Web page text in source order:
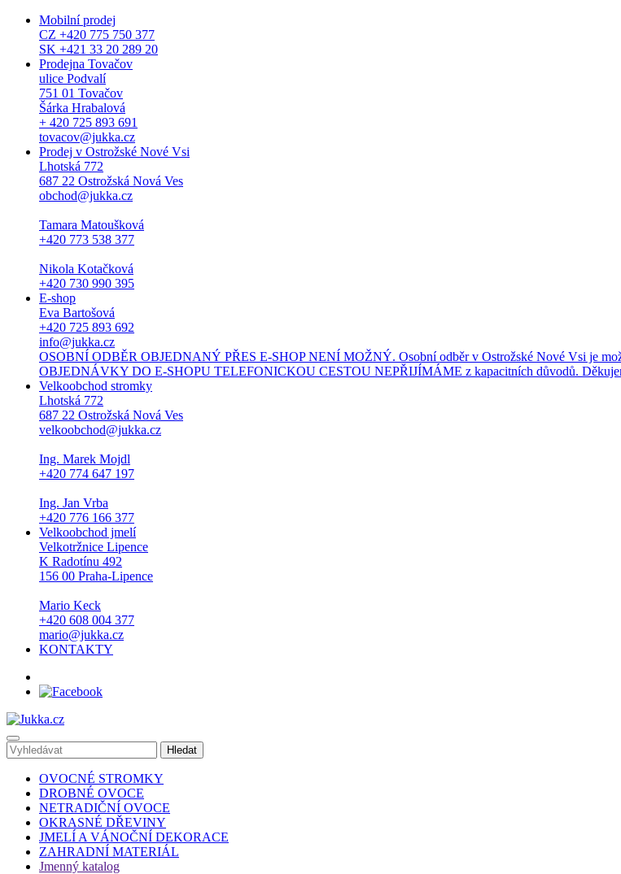
Mobilní prodej
CZ +420 775 750 377
SK +421 33 20 289 20
Prodejna Tovačov
ulice Podvalí
751 01 Tovačov
Šárka Hrabalová
+ 420 725 893 691
tovacov@jukka.cz
Prodej v Ostrožské Nové Vsi
Lhotská 772
687 22 Ostrožská Nová Ves
obchod@jukka.cz
Tamara Matoušková
+420 773 538 377
Nikola Kotačková
+420 730 990 395
E-shop
Eva Bartošová
+420 725 893 692
info@jukka.cz
OSOBNÍ ODBĚR OBJEDNANÝ PŘES E-SHOP NENÍ MOŽNÝ. Osobní odběr v Ostrožské Nové Vsi je
OBJEDNÁVKY DO E-SHOPU TELEFONICKOU CESTOU NEPŘIJÍMÁME z kapacitních důvodů.
Velkoobchod stromky
Lhotská 772
687 22 Ostrožská Nová Ves
velkoobchod@jukka.cz
Ing. Marek Mojdl
+420 774 647 197
Ing. Jan Vrba
+420 776 166 377
Velkoobchod jmelí
Velkotržnice Lipence
K Radotínu 492
156 00 Praha-Lipence
Mario Keck
+420 608 004 377
mario@jukka.cz
KONTAKTY
OVOCNÉ STROMKY
DROBNÉ OVOCE
NETRADIČNÍ OVOCE
OKRASNÉ DŘEVINY
JMELÍ A VÁNOČNÍ DEKORACE
ZAHRADNÍ MATERIÁL
Jmenný katalog